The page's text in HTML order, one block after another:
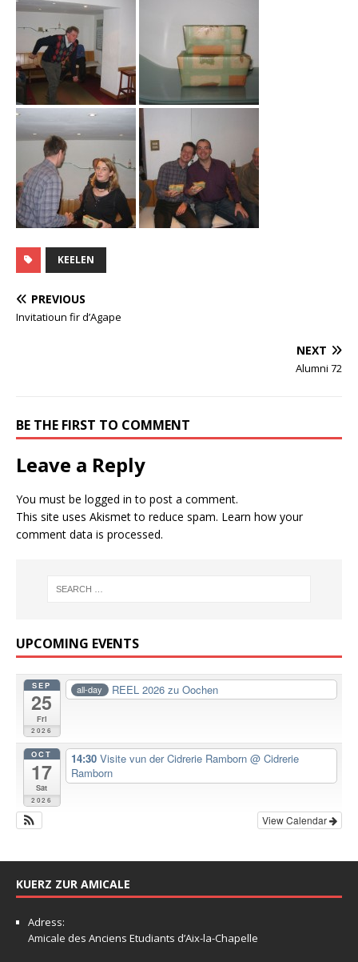
KEELEN
PREVIOUS
Invitatioun fir d’Agape
NEXT
Alumni 72
BE THE FIRST TO COMMENT
Leave a Reply
You must be logged in to post a comment.
This site uses Akismet to reduce spam. Learn how your
comment data is processed.
UPCOMING EVENTS
SEP
25
Fri
2026
all-day REEL 2026 zu Oochen
OCT
17
Sat
2026
14:30 Visite vun der Cidrerie Ramborn @ Cidrerie
Ramborn
View Calendar
KUERZ ZUR AMICALE
Adress:
Amicale des Anciens Etudiants d’Aix-la-Chapelle